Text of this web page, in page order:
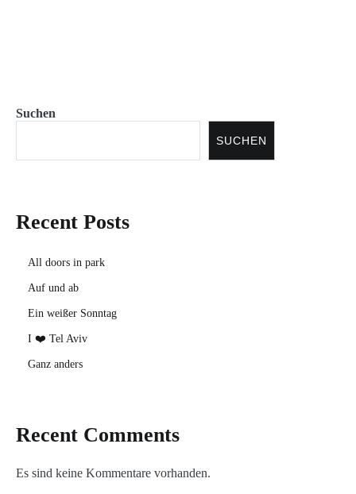
Suchen
SUCHEN
Recent Posts
All doors in park
Auf und ab
Ein weißer Sonntag
I ❤️ Tel Aviv
Ganz anders
Recent Comments
Es sind keine Kommentare vorhanden.